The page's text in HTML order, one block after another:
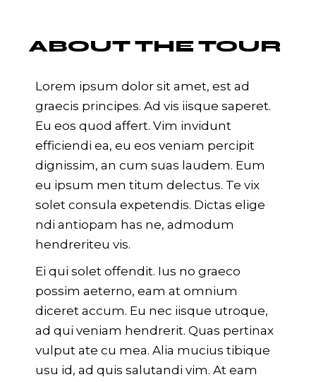
ABOUT THE TOUR
Lorem ipsum dolor sit amet, est ad
graecis principes. Ad vis iisque saperet.
Eu eos quod affert. Vim invidunt
efficiendi ea, eu eos veniam percipit
dignissim, an cum suas laudem. Eum
eu ipsum men titum delectus. Te vix
solet consula expetendis. Dictas elige
ndi antiopam has ne, admodum
hendreriteu vis.
Ei qui solet offendit. Ius no graeco
possim aeterno, eam at omnium
diceret accum. Eu nec iisque utroque,
ad qui veniam hendrerit. Quas pertinax
vulput ate cu mea. Alia mucius tibique
usu id, ad quis salutandi vim. At eam